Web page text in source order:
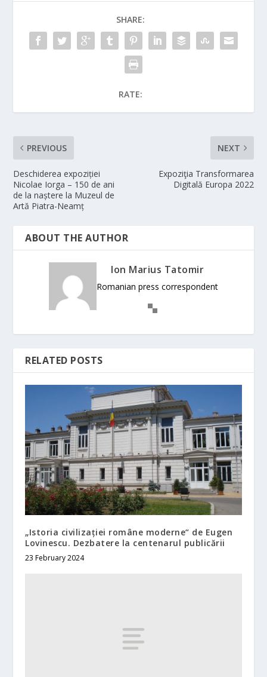
SHARE:
RATE:
PREVIOUS
Deschiderea expoziției
Nicolae Iorga – 150 de ani
de la naștere la Muzeul de
Artă Piatra-Neamț
NEXT
Expoziţia Transformarea
Digitală Europa 2022
ABOUT THE AUTHOR
Ion Marius Tatomir
Romanian press correspondent
RELATED POSTS
„Istoria civilizației române moderne“ de Eugen
Lovinescu. Dezbatere la centenarul publicării
23 February 2024